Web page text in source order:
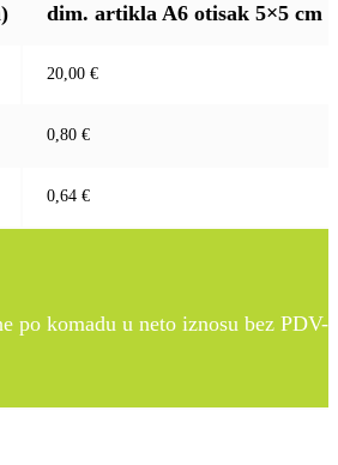
dim. artikla A6 otisak 5×5 cm
20,00 €
0,80 €
0,64 €
po komadu u neto iznosu bez PDV-